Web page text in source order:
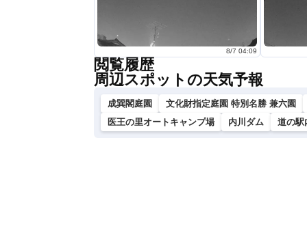
8/7 04:09
閲覧履歴
周辺スポットの天気予報
成巽閣庭園
文化財指定庭園 特別名勝 兼六園
医王の里オートキャンプ場
内川ダム 道の駅